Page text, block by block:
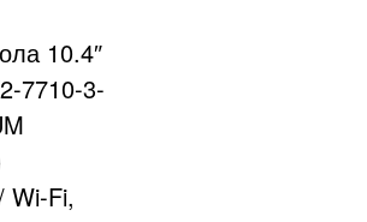
10.4″
7710-3-
Wi-Fi,